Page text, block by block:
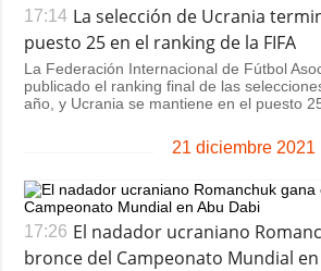
17:14 La selección de Ucrania
puesto 25 en el ranking de la FIFA
La Federación Internacional de Fútbol
publicado el ranking final de las
año, y Ucrania se mantiene en el puesto
21 diciembre 2021
17:26 El nadador ucraniano
bronce del Campeonato Mundial